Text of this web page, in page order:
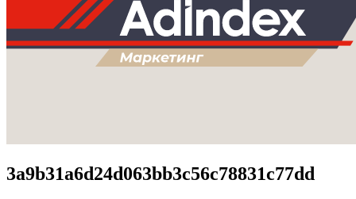
3a9b31a6d24d063bb3c56c78831c77dd